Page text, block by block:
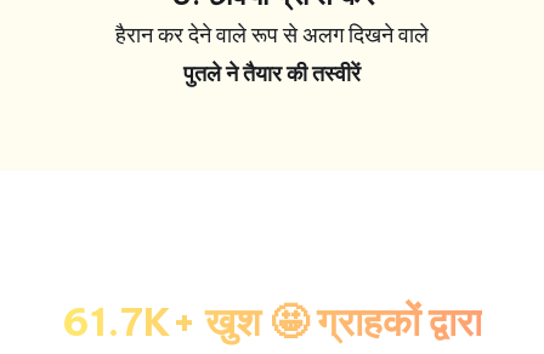
हैरान कर देने वाले रूप से अलग दिखने वाले
पुतले ने तैयार की तस्वीरें
61.7K+ खुश 🤩 ग्राहकों द्वारा